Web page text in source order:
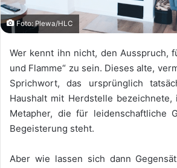
Foto: Plewa/HLC
Wer kennt ihn nicht, den Ausspruch,
und Flamme“ zu sein. Dieses alte,
Sprichwort, das ursprünglich
Haushalt mit Herdstelle
Metapher, die für leidenschaftliche
Begeisterung steht.
Aber wie lassen sich dann